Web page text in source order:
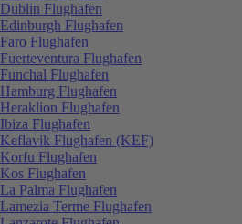
Dublin Flughafen
Edinburgh Flughafen
Faro Flughafen
Fuerteventura Flughafen
Funchal Flughafen
Hamburg Flughafen
Heraklion Flughafen
Ibiza Flughafen
Keflavik Flughafen (KEF)
Korfu Flughafen
Kos Flughafen
La Palma Flughafen
Lamezia Terme Flughafen